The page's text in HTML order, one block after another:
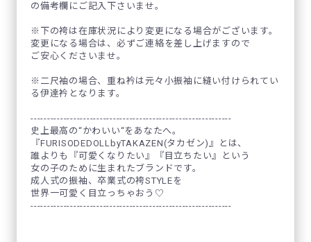
の備考欄にご記入下さいませ。
※下の袴は在庫状況により変更になる場合がございます。
変更になる場合は、必ずご連絡を差し上げますので
ご安心くださいませ。
※二尺袖の場合、重ね衿は元々小振袖に縫い付けられてい
る伊達衿となります。
-------------------------------------------------------------
史上最高の“かわいい“をあなたへ。
『FURISODEDOLLbyTAKAZEN(タカゼン)』とは、
誰よりも『可愛くなりたい』『目立ちたい』という
女の子のために生まれたブランドです。
成人式の振袖、卒業式の袴STYLEを
世界一可愛く目立っちゃおう♡
-------------------------------------------------------------